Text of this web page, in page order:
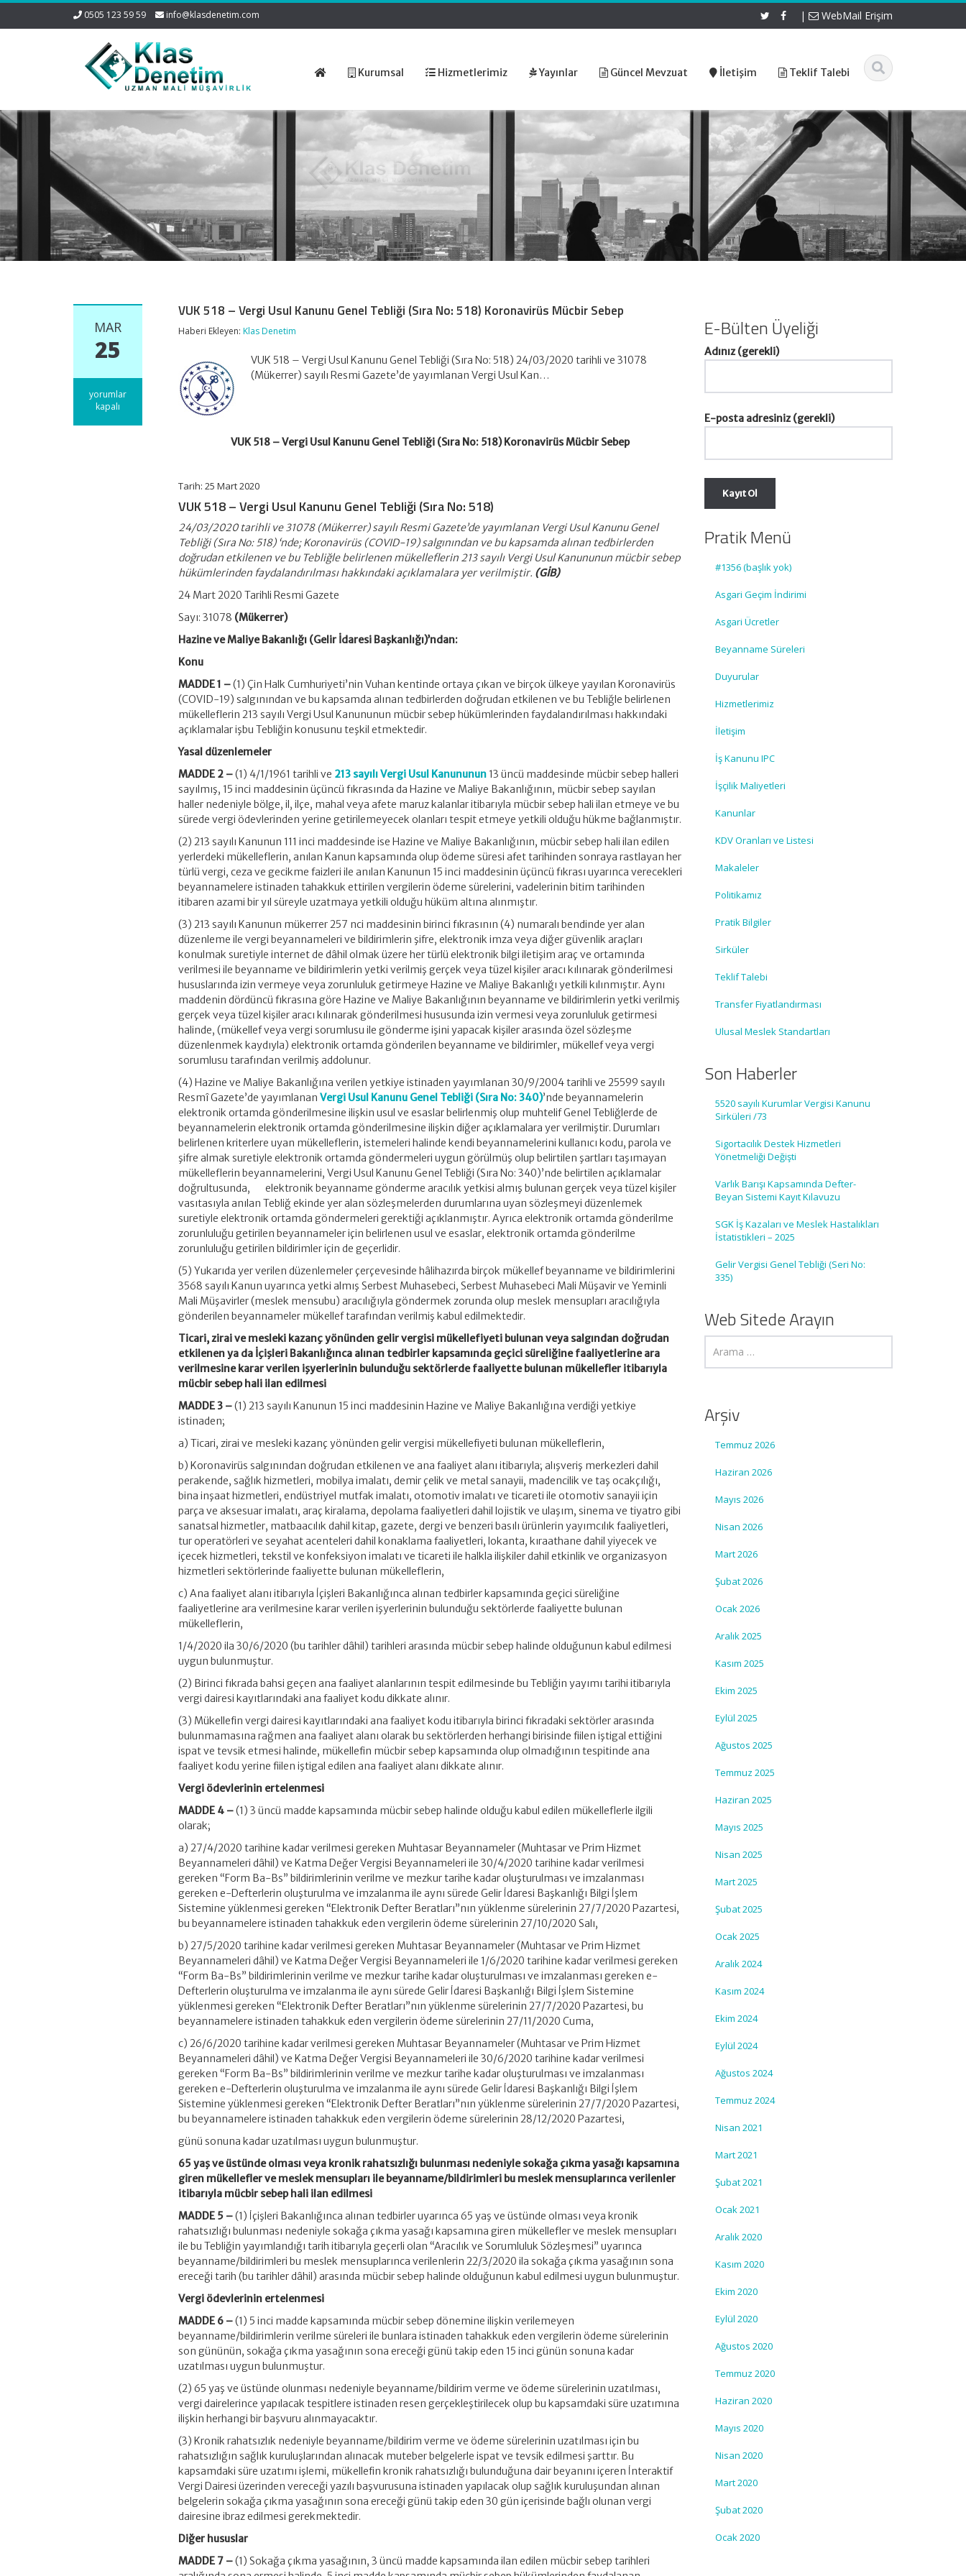
0505 123 59 59 info@klasdenetim.com | WebMail Erişim
Kurumsal Hizmetlerimiz Yayınlar Güncel Mevzuat İletişim Teklif Talebi
MAR
25
VUK
518
yorumlar
kapalı
VUK 518 – Vergi Usul Kanunu Genel Tebliği (Sıra No: 518) Koronavirüs Mücbir Sebep
Haberi Ekleyen:Klas Denetim
VUK 518 – Vergi Usul Kanunu Genel Tebliği (Sıra No: 518) 24/03/2020 tarihli ve 31078
(Mükerrer) sayılı Resmi Gazete’de yayımlanan Vergi Usul Kan…
VUK 518 – Vergi Usul Kanunu Genel Tebliği (Sıra No: 518) Koronavirüs Mücbir Sebep
Tarih: 25 Mart 2020
VUK 518 – Vergi Usul Kanunu Genel Tebliği (Sıra No: 518)
24/03/2020 tarihli ve 31078 (Mükerrer) sayılı Resmi Gazete’de yayımlanan Vergi Usul Kanunu Genel
Tebliği (Sıra No: 518) ‘nde; Koronavirüs (COVID-19) salgınından ve bu kapsamda alınan tedbirlerden
doğrudan etkilenen ve bu Tebliğle belirlenen mükelleflerin 213 sayılı Vergi Usul Kanununun mücbir sebep
hükümlerinden faydalandırılması hakkındaki açıklamalara yer verilmiştir. (GİB)
24 Mart 2020 Tarihli Resmi Gazete
Sayı: 31078 (Mükerrer)
Hazine ve Maliye Bakanlığı (Gelir İdaresi Başkanlığı)’ndan:
Konu
MADDE 1 –(1) Çin Halk Cumhuriyeti’nin Vuhan kentinde ortaya çıkan ve birçok ülkeye yayılan Koronavirüs
(COVID-19) salgınından ve bu kapsamda alınan tedbirlerden doğrudan etkilenen ve bu Tebliğle belirlenen
mükelleflerin 213 sayılı Vergi Usul Kanununun mücbir sebep hükümlerinden faydalandırılması hakkındaki
açıklamalar işbu Tebliğin konusunu teşkil etmektedir.
Yasal düzenlemeler
MADDE 2 –(1) 4/1/1961 tarihli ve 213 sayılı Vergi Usul Kanununun 13 üncü maddesinde mücbir sebep halleri
sayılmış, 15 inci maddesinin üçüncü fıkrasında da Hazine ve Maliye Bakanlığının, mücbir sebep sayılan
haller nedeniyle bölge, il, ilçe, mahal veya afete maruz kalanlar itibarıyla mücbir sebep hali ilan etmeye ve bu
sürede vergi ödevlerinden yerine getirilemeyecek olanları tespit etmeye yetkili olduğu hükme bağlanmıştır.
(2) 213 sayılı Kanunun 111 inci maddesinde ise Hazine ve Maliye Bakanlığının, mücbir sebep hali ilan edilen
yerlerdeki mükelleflerin, anılan Kanun kapsamında olup ödeme süresi afet tarihinden sonraya rastlayan her
türlü vergi, ceza ve gecikme faizleri ile anılan Kanunun 15 inci maddesinin üçüncü fıkrası uyarınca verecekleri
beyannamelere istinaden tahakkuk ettirilen vergilerin ödeme sürelerini, vadelerinin bitim tarihinden
itibaren azami bir yıl süreyle uzatmaya yetkili olduğu hüküm altına alınmıştır.
(3) 213 sayılı Kanunun mükerrer 257 nci maddesinin birinci fıkrasının (4) numaralı bendinde yer alan
düzenleme ile vergi beyannameleri ve bildirimlerin şifre, elektronik imza veya diğer güvenlik araçları
konulmak suretiyle internet de dâhil olmak üzere her türlü elektronik bilgi iletişim araç ve ortamında
verilmesi ile beyanname ve bildirimlerin yetki verilmiş gerçek veya tüzel kişiler aracı kılınarak gönderilmesi
hususlarında izin vermeye veya zorunluluk getirmeye Hazine ve Maliye Bakanlığı yetkili kılınmıştır. Aynı
maddenin dördüncü fıkrasına göre Hazine ve Maliye Bakanlığının beyanname ve bildirimlerin yetki verilmiş
gerçek veya tüzel kişiler aracı kılınarak gönderilmesi hususunda izin vermesi veya zorunluluk getirmesi
halinde, (mükellef veya vergi sorumlusu ile gönderme işini yapacak kişiler arasında özel sözleşme
düzenlenmek kaydıyla) elektronik ortamda gönderilen beyanname ve bildirimler, mükellef veya vergi
sorumlusu tarafından verilmiş addolunur.
(4) Hazine ve Maliye Bakanlığına verilen yetkiye istinaden yayımlanan 30/9/2004 tarihli ve 25599 sayılı
Resmî Gazete’de yayımlananVergi Usul Kanunu Genel Tebliği (Sıra No: 340)’nde beyannamelerin
elektronik ortamda gönderilmesine ilişkin usul ve esaslar belirlenmiş olup muhtelif Genel Tebliğlerde de
beyannamelerin elektronik ortamda gönderilmesine ilişkin diğer açıklamalara yer verilmiştir. Durumları
belirlenen kriterlere uyan mükelleflerin, istemeleri halinde kendi beyannamelerini kullanıcı kodu, parola ve
şifre almak suretiyle elektronik ortamda göndermeleri uygun görülmüş olup belirtilen şartları taşımayan
mükelleflerin beyannamelerini, Vergi Usul Kanunu Genel Tebliği (Sıra No: 340)’nde belirtilen açıklamalar
doğrultusunda, elektronik beyanname gönderme aracılık yetkisi almış bulunan gerçek veya tüzel kişiler
vasıtasıyla anılan Tebliğ ekinde yer alan sözleşmelerden durumlarına uyan sözleşmeyi düzenlemek
suretiyle elektronik ortamda göndermeleri gerektiği açıklanmıştır. Ayrıca elektronik ortamda gönderilme
zorunluluğu getirilen beyannameler için belirlenen usul ve esaslar, elektronik ortamda gönderilme
zorunluluğu getirilen bildirimler için de geçerlidir.
(5) Yukarıda yer verilen düzenlemeler çerçevesinde hâlihazırda birçok mükellef beyanname ve bildirimlerini
3568 sayılı Kanun uyarınca yetki almış Serbest Muhasebeci, Serbest Muhasebeci Mali Müşavir ve Yeminli
Mali Müşavirler (meslek mensubu) aracılığıyla göndermek zorunda olup meslek mensupları aracılığıyla
gönderilen beyannameler mükellef tarafından verilmiş kabul edilmektedir.
Ticari, zirai ve mesleki kazanç yönünden gelir vergisi mükellefiyeti bulunan veya salgından doğrudan
etkilenen ya da İçişleri Bakanlığınca alınan tedbirler kapsamında geçici süreliğine faaliyetlerine ara
verilmesine karar verilen işyerlerinin bulunduğu sektörlerde faaliyette bulunan mükellefler itibarıyla
mücbir sebep hali ilan edilmesi
MADDE 3 –(1) 213 sayılı Kanunun 15 inci maddesinin Hazine ve Maliye Bakanlığına verdiği yetkiye
istinaden;
a) Ticari, zirai ve mesleki kazanç yönünden gelir vergisi mükellefiyeti bulunan mükelleflerin,
b) Koronavirüs salgınından doğrudan etkilenen ve ana faaliyet alanı itibarıyla; alışveriş merkezleri dahil
perakende, sağlık hizmetleri, mobilya imalatı, demir çelik ve metal sanayii, madencilik ve taş ocakçılığı,
bina inşaat hizmetleri, endüstriyel mutfak imalatı, otomotiv imalatı ve ticareti ile otomotiv sanayii için
parça ve aksesuar imalatı, araç kiralama, depolama faaliyetleri dahil lojistik ve ulaşım, sinema ve tiyatro gibi
sanatsal hizmetler, matbaacılık dahil kitap, gazete, dergi ve benzeri basılı ürünlerin yayımcılık faaliyetleri,
tur operatörleri ve seyahat acenteleri dahil konaklama faaliyetleri, lokanta, kıraathane dahil yiyecek ve
içecek hizmetleri, tekstil ve konfeksiyon imalatı ve ticareti ile halkla ilişkiler dahil etkinlik ve organizasyon
hizmetleri sektörlerinde faaliyette bulunan mükelleflerin,
c) Ana faaliyet alanı itibarıyla İçişleri Bakanlığınca alınan tedbirler kapsamında geçici süreliğine
faaliyetlerine ara verilmesine karar verilen işyerlerinin bulunduğu sektörlerde faaliyette bulunan
mükelleflerin,
1/4/2020 ila 30/6/2020 (bu tarihler dâhil) tarihleri arasında mücbir sebep halinde olduğunun kabul edilmesi
uygun bulunmuştur.
(2) Birinci fıkrada bahsi geçen ana faaliyet alanlarının tespit edilmesinde bu Tebliğin yayımı tarihi itibarıyla
vergi dairesi kayıtlarındaki ana faaliyet kodu dikkate alınır.
(3) Mükellefin vergi dairesi kayıtlarındaki ana faaliyet kodu itibarıyla birinci fıkradaki sektörler arasında
bulunmamasına rağmen ana faaliyet alanı olarak bu sektörlerden herhangi birisinde fiilen iştigal ettiğini
ispat ve tevsik etmesi halinde, mükellefin mücbir sebep kapsamında olup olmadığının tespitinde ana
faaliyet kodu yerine fiilen iştigal edilen ana faaliyet alanı dikkate alınır.
Vergi ödevlerinin ertelenmesi
MADDE 4 –(1) 3 üncü madde kapsamında mücbir sebep halinde olduğu kabul edilen mükelleflerle ilgili
olarak;
a) 27/4/2020 tarihine kadar verilmesi gereken Muhtasar Beyannameler (Muhtasar ve Prim Hizmet
Beyannameleri dâhil) ve Katma Değer Vergisi Beyannameleri ile 30/4/2020 tarihine kadar verilmesi
gereken “Form Ba-Bs” bildirimlerinin verilme ve mezkur tarihe kadar oluşturulması ve imzalanması
gereken e-Defterlerin oluşturulma ve imzalanma ile aynı sürede Gelir İdaresi Başkanlığı Bilgi İşlem
Sistemine yüklenmesi gereken “Elektronik Defter Beratları”nın yüklenme sürelerinin 27/7/2020 Pazartesi,
bu beyannamelere istinaden tahakkuk eden vergilerin ödeme sürelerinin 27/10/2020 Salı,
b) 27/5/2020 tarihine kadar verilmesi gereken Muhtasar Beyannameler (Muhtasar ve Prim Hizmet
Beyannameleri dâhil) ve Katma Değer Vergisi Beyannameleri ile 1/6/2020 tarihine kadar verilmesi gereken
“Form Ba-Bs” bildirimlerinin verilme ve mezkur tarihe kadar oluşturulması ve imzalanması gereken e-
Defterlerin oluşturulma ve imzalanma ile aynı sürede Gelir İdaresi Başkanlığı Bilgi İşlem Sistemine
yüklenmesi gereken “Elektronik Defter Beratları”nın yüklenme sürelerinin 27/7/2020 Pazartesi, bu
beyannamelere istinaden tahakkuk eden vergilerin ödeme sürelerinin 27/11/2020 Cuma,
c) 26/6/2020 tarihine kadar verilmesi gereken Muhtasar Beyannameler (Muhtasar ve Prim Hizmet
Beyannameleri dâhil) ve Katma Değer Vergisi Beyannameleri ile 30/6/2020 tarihine kadar verilmesi
gereken “Form Ba-Bs” bildirimlerinin verilme ve mezkur tarihe kadar oluşturulması ve imzalanması
gereken e-Defterlerin oluşturulma ve imzalanma ile aynı sürede Gelir İdaresi Başkanlığı Bilgi İşlem
Sistemine yüklenmesi gereken “Elektronik Defter Beratları”nın yüklenme sürelerinin 27/7/2020 Pazartesi,
bu beyannamelere istinaden tahakkuk eden vergilerin ödeme sürelerinin 28/12/2020 Pazartesi,
günü sonuna kadar uzatılması uygun bulunmuştur.
65 yaş ve üstünde olması veya kronik rahatsızlığı bulunması nedeniyle sokağa çıkma yasağı kapsamına
giren mükellefler ve meslek mensupları ile beyanname/bildirimleri bu meslek mensuplarınca verilenler
itibarıyla mücbir sebep hali ilan edilmesi
MADDE 5 –(1) İçişleri Bakanlığınca alınan tedbirler uyarınca 65 yaş ve üstünde olması veya kronik
rahatsızlığı bulunması nedeniyle sokağa çıkma yasağı kapsamına giren mükellefler ve meslek mensupları
ile bu Tebliğin yayımlandığı tarih itibarıyla geçerli olan “Aracılık ve Sorumluluk Sözleşmesi” uyarınca
beyanname/bildirimleri bu meslek mensuplarınca verilenlerin 22/3/2020 ila sokağa çıkma yasağının sona
ereceği tarih (bu tarihler dâhil) arasında mücbir sebep halinde olduğunun kabul edilmesi uygun bulunmuştur.
Vergi ödevlerinin ertelenmesi
MADDE 6 –(1) 5 inci madde kapsamında mücbir sebep dönemine ilişkin verilemeyen
beyanname/bildirimlerin verilme süreleri ile bunlara istinaden tahakkuk eden vergilerin ödeme sürelerinin
son gününün, sokağa çıkma yasağının sona ereceği günü takip eden 15 inci günün sonuna kadar
uzatılması uygun bulunmuştur.
(2) 65 yaş ve üstünde olunması nedeniyle beyanname/bildirim verme ve ödeme sürelerinin uzatılması,
vergi dairelerince yapılacak tespitlere istinaden resen gerçekleştirilecek olup bu kapsamdaki süre uzatımına
ilişkin herhangi bir başvuru alınmayacaktır.
(3) Kronik rahatsızlık nedeniyle beyanname/bildirim verme ve ödeme sürelerinin uzatılması için bu
rahatsızlığın sağlık kuruluşlarından alınacak muteber belgelerle ispat ve tevsik edilmesi şarttır. Bu
kapsamdaki süre uzatımı işlemi, mükellefin kronik rahatsızlığı bulunduğuna dair beyanını içeren İnteraktif
Vergi Dairesi üzerinden vereceği yazılı başvurusuna istinaden yapılacak olup sağlık kuruluşundan alınan
belgelerin sokağa çıkma yasağının sona ereceği günü takip eden 30 gün içerisinde bağlı olunan vergi
dairesine ibraz edilmesi gerekmektedir.
Diğer hususlar
MADDE 7 –(1) Sokağa çıkma yasağının, 3 üncü madde kapsamında ilan edilen mücbir sebep tarihleri
E-Bülten Üyeliği
Adınız (gerekli)
E-posta adresiniz (gerekli)
Pratik Menü
#1356 (başlık yok)
Asgari Geçim İndirimi
Asgari Ücretler
Beyanname Süreleri
Duyurular
Hizmetlerimiz
İletişim
İş Kanunu IPC
İşçilik Maliyetleri
Kanunlar
KDV Oranları ve Listesi
Makaleler
Politikamız
Pratik Bilgiler
Sirküler
Teklif Talebi
Transfer Fiyatlandırması
Ulusal Meslek Standartları
Son Haberler
5520 sayılı Kurumlar Vergisi Kanunu
Sirküleri /73
Sigortacılık Destek Hizmetleri
Yönetmeliği Değişti
Varlık Barışı Kapsamında Defter-
Beyan Sistemi Kayıt Kılavuzu
SGK İş Kazaları ve Meslek Hastalıkları
İstatistikleri – 2025
Gelir Vergisi Genel Tebliği (Seri No:
335)
Web Sitede Arayın
Arşiv
Temmuz 2026
Haziran 2026
Mayıs 2026
Nisan 2026
Mart 2026
Şubat 2026
Ocak 2026
Aralık 2025
Kasım 2025
Ekim 2025
Eylül 2025
Ağustos 2025
Temmuz 2025
Haziran 2025
Mayıs 2025
Nisan 2025
Mart 2025
Şubat 2025
Ocak 2025
Aralık 2024
Kasım 2024
Ekim 2024
Eylül 2024
Ağustos 2024
Temmuz 2024
Nisan 2021
Mart 2021
Şubat 2021
Ocak 2021
Aralık 2020
Kasım 2020
Ekim 2020
Eylül 2020
Ağustos 2020
Temmuz 2020
Haziran 2020
Mayıs 2020
Nisan 2020
Mart 2020
Şubat 2020
Ocak 2020